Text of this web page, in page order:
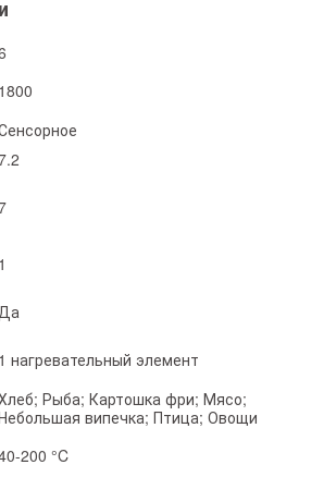
1800
1
Да
1 нагревательный элемент
Рыба; Картошка фри; Мясо;
випечка; Птица; Овощи
200 °C